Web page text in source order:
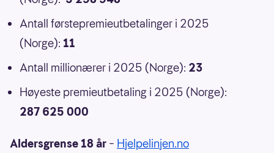
Antall førstepremieutbetalinger i 2025
(Norge): 11
Antall millionærer i 2025 (Norge): 23
Høyeste premieutbetaling i 2025 (Norge):
287 625 000
Aldersgrense 18 år – Hjelpelinjen.no